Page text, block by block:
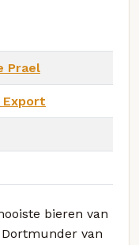
Prael
Export
bieren van
van